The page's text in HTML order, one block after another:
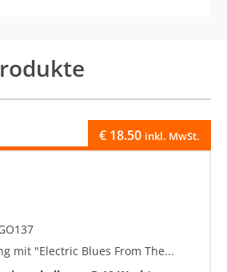
€ 18.50 inkl. MwSt.
mit "Electric Blues From The...